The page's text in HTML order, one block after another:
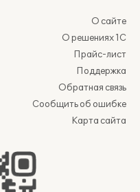
О сайте
О решениях 1С
Прайс-лист
Поддержка
Обратная связь
Сообщить об ошибке
Карта сайта